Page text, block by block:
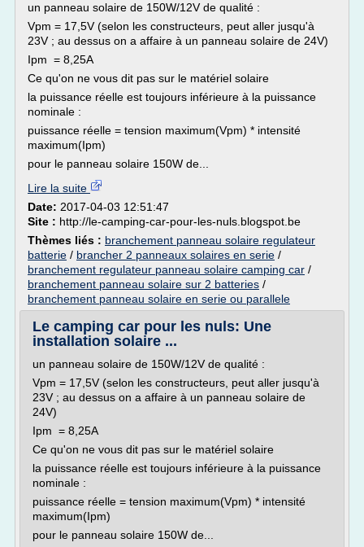
un panneau solaire de 150W/12V de qualité :
Vpm = 17,5V (selon les constructeurs, peut aller jusqu'à
23V ; au dessus on a affaire à un panneau solaire de 24V)
Ipm = 8,25A
Ce qu'on ne vous dit pas sur le matériel solaire
la puissance réelle est toujours inférieure à la puissance
nominale :
puissance réelle = tension maximum(Vpm) * intensité
maximum(Ipm)
pour le panneau solaire 150W de...
Lire la suite
Date: 2017-04-03 12:51:47
Site : http://le-camping-car-pour-les-nuls.blogspot.be
Thèmes liés : branchement panneau solaire regulateur
batterie / brancher 2 panneaux solaires en serie /
branchement regulateur panneau solaire camping car /
branchement panneau solaire sur 2 batteries /
branchement panneau solaire en serie ou parallele
Le camping car pour les nuls: Une
installation solaire ...
un panneau solaire de 150W/12V de qualité :
Vpm = 17,5V (selon les constructeurs, peut aller jusqu'à
23V ; au dessus on a affaire à un panneau solaire de
24V)
Ipm = 8,25A
Ce qu'on ne vous dit pas sur le matériel solaire
la puissance réelle est toujours inférieure à la puissance
nominale :
puissance réelle = tension maximum(Vpm) * intensité
maximum(Ipm)
pour le panneau solaire 150W de...